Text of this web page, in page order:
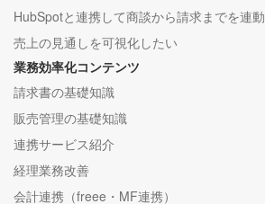
HubSpotと連携して商談から請求までを連動
売上の見通しを可視化したい
業務効率化コンテンツ
請求書の基礎知識
販売管理の基礎知識
連携サービス紹介
経理業務改善
会計連携（freee・MF連携）